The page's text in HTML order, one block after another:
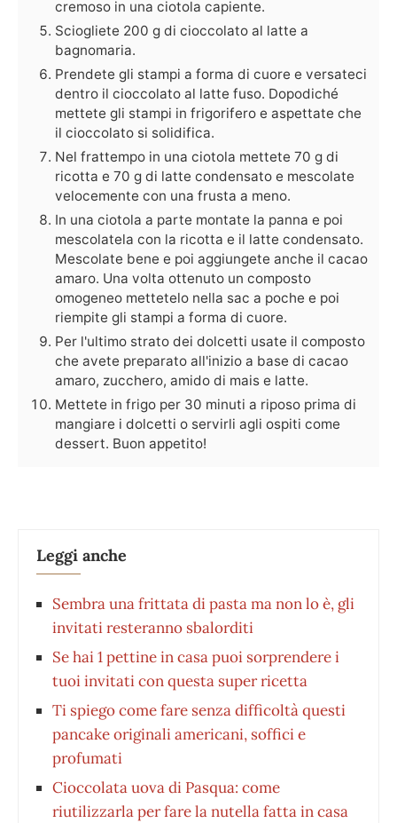
cremoso in una ciotola capiente.
Sciogliete 200 g di cioccolato al latte a
bagnomaria.
Prendete gli stampi a forma di cuore e versateci
dentro il cioccolato al latte fuso. Dopodiché
mettete gli stampi in frigorifero e aspettate che
il cioccolato si solidifica.
Nel frattempo in una ciotola mettete 70 g di
ricotta e 70 g di latte condensato e mescolate
velocemente con una frusta a meno.
In una ciotola a parte montate la panna e poi
mescolatela con la ricotta e il latte condensato.
Mescolate bene e poi aggiungete anche il cacao
amaro. Una volta ottenuto un composto
omogeneo mettetelo nella sac a poche e poi
riempite gli stampi a forma di cuore.
Per l'ultimo strato dei dolcetti usate il composto
che avete preparato all'inizio a base di cacao
amaro, zucchero, amido di mais e latte.
Mettete in frigo per 30 minuti a riposo prima di
mangiare i dolcetti o servirli agli ospiti come
dessert. Buon appetito!
Leggi anche
Sembra una frittata di pasta ma non lo è, gli
invitati resteranno sbalorditi
Se hai 1 pettine in casa puoi sorprendere i
tuoi invitati con questa super ricetta
Ti spiego come fare senza difficoltà questi
pancake originali americani, soffici e
profumati
Cioccolata uova di Pasqua: come
riutilizzarla per fare la nutella fatta in casa